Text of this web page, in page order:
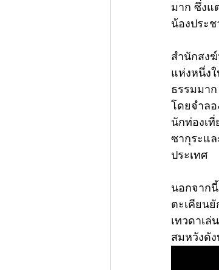
มาก ซึ่งแ
น้องประ
สำนักสง
แห่งหนึ่ง
ธรรมมา
โดยจำล
นักท่องเ
ซากุระแ
ประเทศ
นอกจาก
ตะเคียน
เทวดาเ
สมหวังดั